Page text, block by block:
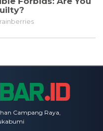
Campang Raya,